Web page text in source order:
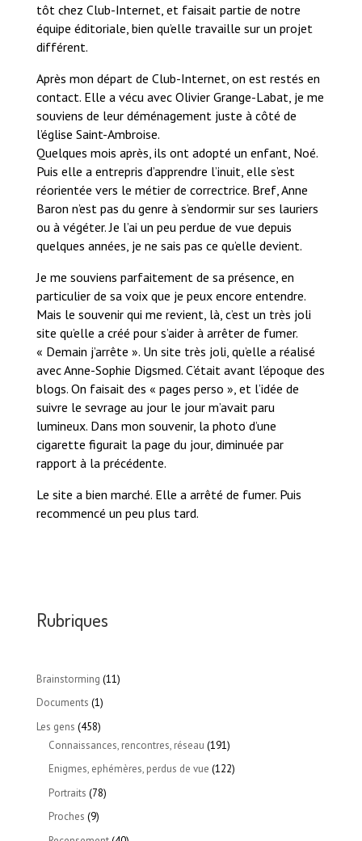
tôt chez Club-Internet, et faisait partie de notre
équipe éditoriale, bien qu’elle travaille sur un projet
différent.
Après mon départ de Club-Internet, on est restés en
contact. Elle a vécu avec Olivier Grange-Labat, je me
souviens de leur déménagement juste à côté de
l’église Saint-Ambroise.
Quelques mois après, ils ont adopté un enfant, Noé.
Puis elle a entrepris d’apprendre l’inuit, elle s’est
réorientée vers le métier de correctrice. Bref, Anne
Baron n’est pas du genre à s’endormir sur ses lauriers
ou à végéter. Je l’ai un peu perdue de vue depuis
quelques années, je ne sais pas ce qu’elle devient.
Je me souviens parfaitement de sa présence, en
particulier de sa voix que je peux encore entendre.
Mais le souvenir qui me revient, là, c’est un très joli
site qu’elle a créé pour s’aider à arrêter de fumer.
« Demain j’arrête ». Un site très joli, qu’elle a réalisé
avec Anne-Sophie Digsmed. C’était avant l’époque des
blogs. On faisait des « pages perso », et l’idée de
suivre le sevrage au jour le jour m’avait paru
lumineux. Dans mon souvenir, la photo d’une
cigarette figurait la page du jour, diminuée par
rapport à la précédente.
Le site a bien marché. Elle a arrêté de fumer. Puis
recommencé un peu plus tard.
Rubriques
Brainstorming (11)
Documents (1)
Les gens (458)
Connaissances, rencontres, réseau (191)
Enigmes, ephémères, perdus de vue (122)
Portraits (78)
Proches (9)